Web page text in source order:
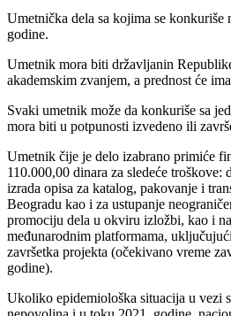
Umetnička dela sa kojima se konkuriše
godine.
Umetnik mora biti državljanin
akademskim zvanjem, a prednost će
Svaki umetnik može da konkuriše sa
mora biti u potpunosti izvedeno ili
Umetnik čije je delo izabrano primiće
110.000,00 dinara za sledeće
izrada opisa za katalog, pakovanje i
Beogradu kao i za ustupanje
promociju dela u okviru izložbi, kao i
međunarodnim platformama,
završetka projekta (očekivano vreme
godine).
Ukoliko epidemiološka situacija u vezi